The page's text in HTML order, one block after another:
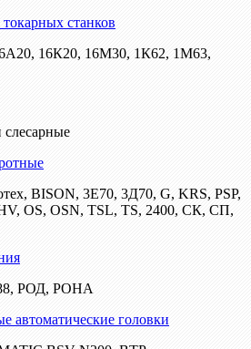
станков
16К20, 16М30, 1К62, 1М63,
слесарные
BISON, 3Е70, 3Д70, G, KRS, PSP,
OS, OSN, TSL, TS, 2400, СК, СП,
РОД, РОНА
автоматические головки